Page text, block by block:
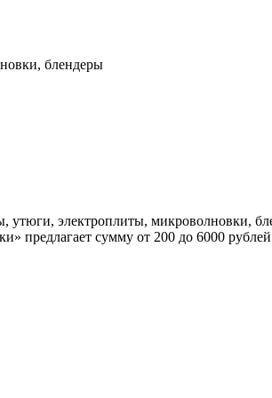
блендеры
электроплиты, микроволновки,
сумму от 200 до 6000